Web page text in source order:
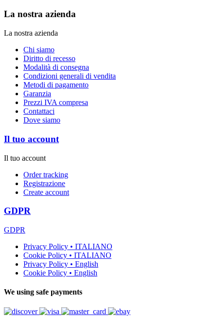
La nostra azienda
La nostra azienda
Chi siamo
Diritto di recesso
Modalità di consegna
Condizioni generali di vendita
Metodi di pagamento
Garanzia
Prezzi IVA compresa
Contattaci
Dove siamo
Il tuo account
Il tuo account
Order tracking
Registrazione
Create account
GDPR
GDPR
Privacy Policy • ITALIANO
Cookie Policy • ITALIANO
Privacy Policy • English
Cookie Policy • English
We using safe payments